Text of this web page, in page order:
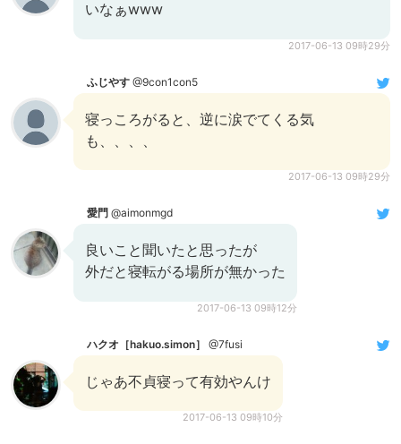
いなぁwww
2017-06-13 09時29分
ふじやす @9con1con5
寝っころがると、逆に涙でてくる気
も、、、、
2017-06-13 09時29分
愛門 @aimonmgd
良いこと聞いたと思ったが
外だと寝転がる場所が無かった
2017-06-13 09時12分
ハクオ［hakuo.simon］ @7fusi
じゃあ不貞寝って有効やんけ
2017-06-13 09時10分